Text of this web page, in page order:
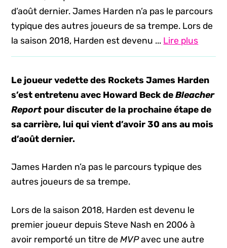
d’août dernier. James Harden n’a pas le parcours
typique des autres joueurs de sa trempe. Lors de
la saison 2018, Harden est devenu ... Lire plus
Le joueur vedette des Rockets James Harden
s’est entretenu avec Howard Beck deBleacher
Reportpour discuter de la prochaine étape de
sa carrière, lui qui vient d’avoir 30 ans au mois
d’août dernier.
James Harden n’a pas le parcours typique des
autres joueurs de sa trempe.
Lors de la saison 2018, Harden est devenu le
premier joueur depuis Steve Nash en 2006 à
avoir remporté un titre deMVPavec une autre